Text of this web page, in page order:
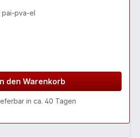
pai-pva-el
den Warenkorb
in ca. 40 Tagen